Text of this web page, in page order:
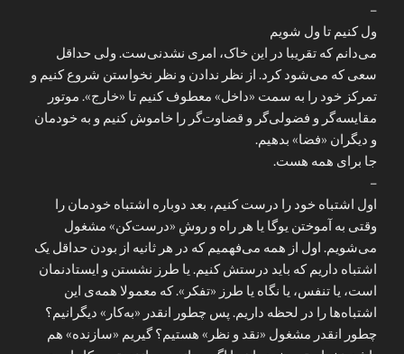
–
ول کنیم تا ول شویم
می‌دانم که تقریبا در این خاک، امری‌ نشدنی‌ست. ولی حداقل
سعی که می‌شود کرد. از نظر ندادن و نظر نخواستن شروع کنیم و
تمرکز خود را به سمت «داخل» معطوف کنیم تا «خارج». موتور
مقایسه‌گر و فضولی‌گر و قضاوت‌گر را خاموش کنیم و به خودمان
و دیگران «فضا» بدهیم.
جا برای همه هست.
–
اول اشتباه خود را درست کنیم، بعد دوباره اشتباه خودمان را
وقتی به آموختن یوگا یا هر راه و روشِ «درست‌کن» مشغول
می‌شویم. اول از همه می‌فهمیم که در هر ثانیه از بودن حداقل یک
اشتباه داریم که باید درستش کنیم. یا طرز نشستن و ایستادنمان
است، یا تنفس، یا نگاه یا طرز «تفکر». که معمولا همه‌ی این‌
اشتباه‌ها را در لحظه داریم. پس چطور انقدر «به‌کار» دیگرانیم؟
چطور انقدر مشغول «نقد و نظر» هستیم؟ گیریم «سازنده» هم